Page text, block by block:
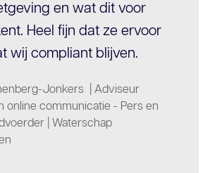
en wat dit voor
Heel fijn dat ze ervoor
wij compliant blijven.
Jonkers | Adviseur
online communicatie - Pers en
| Waterschap